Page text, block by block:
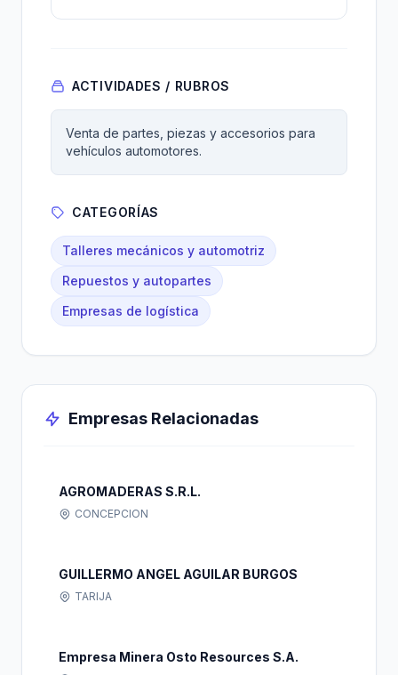
ACTIVIDADES / RUBROS
Venta de partes, piezas y accesorios para
vehículos automotores.
CATEGORÍAS
Talleres mecánicos y automotriz
Repuestos y autopartes
Empresas de logística
Empresas Relacionadas
AGROMADERAS S.R.L.
CONCEPCION
GUILLERMO ANGEL AGUILAR BURGOS
TARIJA
Empresa Minera Osto Resources S.A.